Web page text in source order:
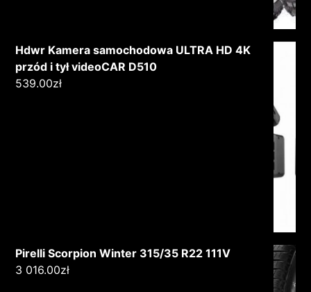
Hdwr Kamera samochodowa ULTRA HD 4K
przód i tył videoCAR D510
539.00zł
Pirelli Scorpion Winter 315/35 R22 111V
3 016.00zł